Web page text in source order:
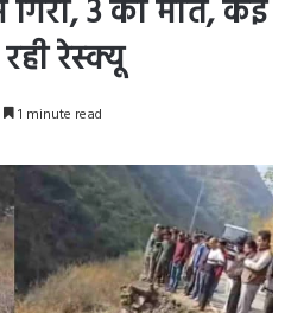
3 की मौत, कई
रेस्क्यू
1 minute read